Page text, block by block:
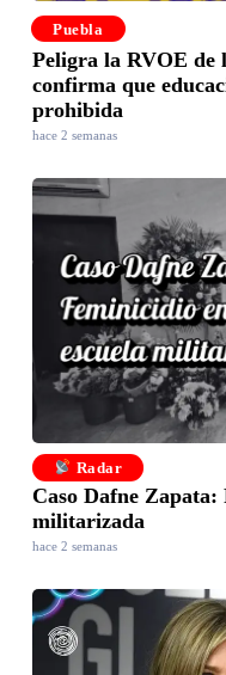
Puebla
Peligra la RVOE de
confirma que
prohibida
hace 2 semanas
Radar
Caso Dafne Zapata:
militarizada
hace 2 semanas